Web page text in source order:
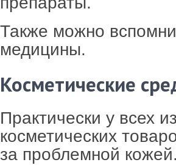
Также можно
медицины.
Косметические
Практически у всех
косметических
за проблемной